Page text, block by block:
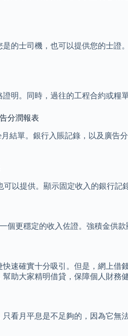
的士司機，也可以提供您的士
明。同時，過往的工程合約或糧
分潤報表
結單。銀行入賬記錄，以及廣
以提供。顯示固定收入的銀行記
更穩定的收入佐證。強積金供款
速確實十分吸引。但是，網上
助大家精明借貸，保障個人財務健
看月平息是不足夠的，因為它無